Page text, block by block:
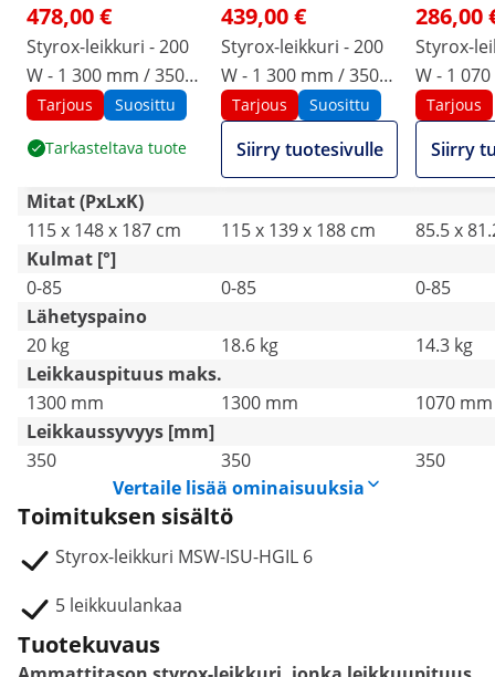
478,00 €
Styrox-leikkuri - 200
W - 1 300 mm / 350
mm - seisontajalka -
Tarjous Suosittu
Tarkasteltava tuote
439,00 €
Styrox-leikkuri - 200
W - 1 300 mm / 350
mm - seisontajalka
Tarjous Suosittu
Siirry tuotesivulle
286,00
Styrox-
W - 1
mm
Tarjous
Siirry
Mitat (PxLxK)
115 x 148 x 187 cm
115 x 139 x 188 cm
85.5 x
Kulmat [°]
0-85
0-85
0-85
Lähetyspaino
20 kg
18.6 kg
14.3 kg
Leikkauspituus maks.
1300 mm
1300 mm
1070 mm
Leikkaussyvyys [mm]
350
350
350
Vertaile lisää ominaisuuksia
Toimituksen sisältö
Styrox-leikkuri MSW-ISU-HGIL 6
5 leikkuulankaa
Tuotekuvaus